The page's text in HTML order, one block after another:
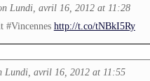
Lundi, avril 16, 2012 at 11:28
#Vincennes http://t.co/tNBkI5Ry
Lundi, avril 16, 2012 at 11:55